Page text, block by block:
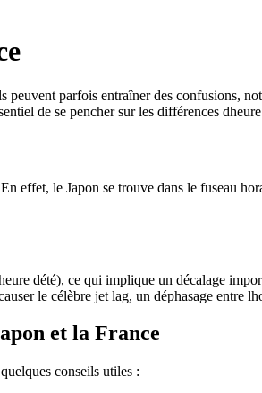
parfois entraîner des confusions,
de se pencher sur les différences
effet, le Japon se trouve dans le fuseau
dété), ce qui implique un décalage
le célèbre jet lag, un déphasage entre
et la France
conseils utiles :